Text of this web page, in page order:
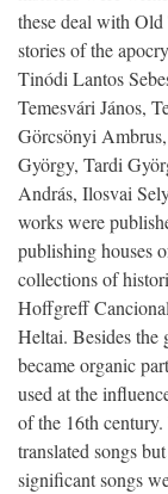
these deal with Old
stories of the
Tinódi Lantos
Temesvári János,
Görcsönyi
György, Tardi
András, Ilosvai
works were
publishing houses
collections of
Hoffgreff
Heltai. Besides the
became organic
used at the
of the 16th
translated songs
significant songs